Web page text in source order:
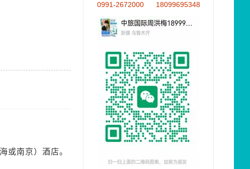
或南京）酒店。
0991-2672000
18099695348